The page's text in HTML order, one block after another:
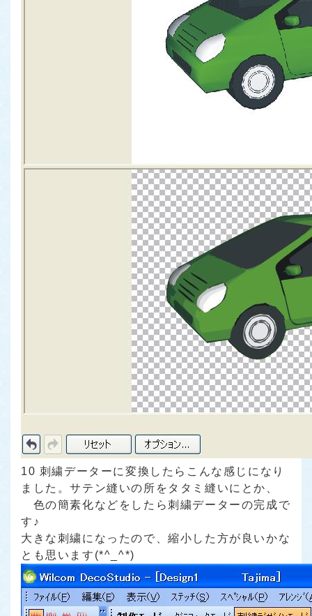
10 刺繍データーに変換したらこんな感じになり
ました。サテン縫いの所をタタミ縫いにとか、
色の簡素化などをしたら刺繍データーの完成で
す♪
大きな刺繍になったので、縮小した方が良いかな
とも思います(*^_^*)